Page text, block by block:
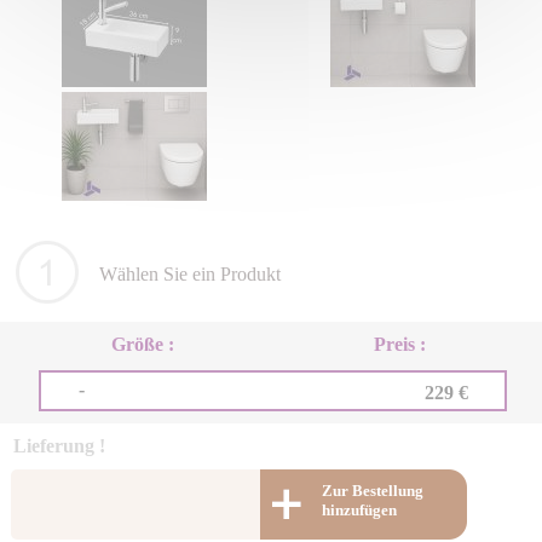
Wählen Sie ein Produkt
Größe : Preis :
- 229 €
Lieferung !
Zur Bestellung
hinzufügen